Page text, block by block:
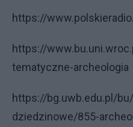
https://
https://
tematyczne-archeologia
https://bg.uwb.edu.pl/
dziedzinowe/855-